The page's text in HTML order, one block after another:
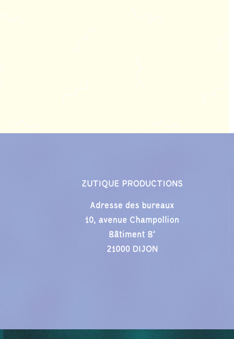
ZUTIQUE PRODUCTIONS
Adresse des bureaux
10, avenue Champollion
Bâtiment B’
21000 DIJON